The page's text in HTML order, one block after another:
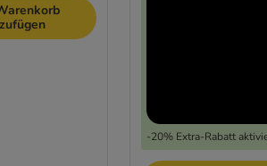
-20% Extra-Rabatt